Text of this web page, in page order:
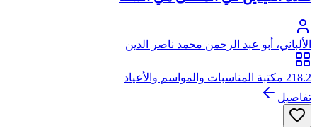
الألباني، أبو عبد الرحمن محمد ناصر الدين
218.2 مكتبة المناسبات والمواسم والأعياد
تفاصيل